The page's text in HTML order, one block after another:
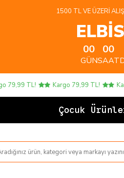
1500 TL VE ÜZERI
00
GÜN
00
SAAT
TL! Kargo 79,99 TL! Kargo
Çocuk